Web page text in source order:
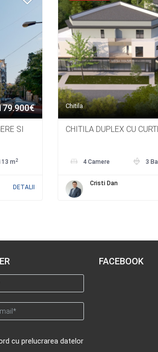
SI
m2
DETALII
Chitila
CHITILA DUPLEX CU
4 Camere 3
Cristi Dan
cu prelucrarea datelor
FACEBOOK